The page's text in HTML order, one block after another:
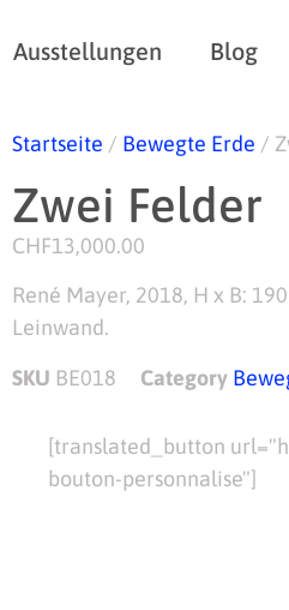
Ausstellungen Blog
Startseite / Bewegte Erde /
Zwei Felder
CHF13,000.00
René Mayer, 2018, H x B:
Leinwand.
SKU BE018 Category
[translated_button
bouton-personnalise"]